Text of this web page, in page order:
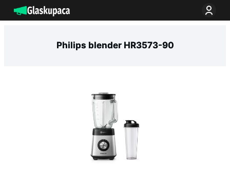
na
Philips blender HR3573-90